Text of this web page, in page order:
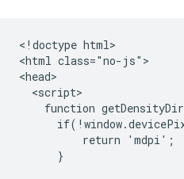
<!doctype html>
<html class="no-js">
<head>
  <script>
function
          return 'mdpi';
      }